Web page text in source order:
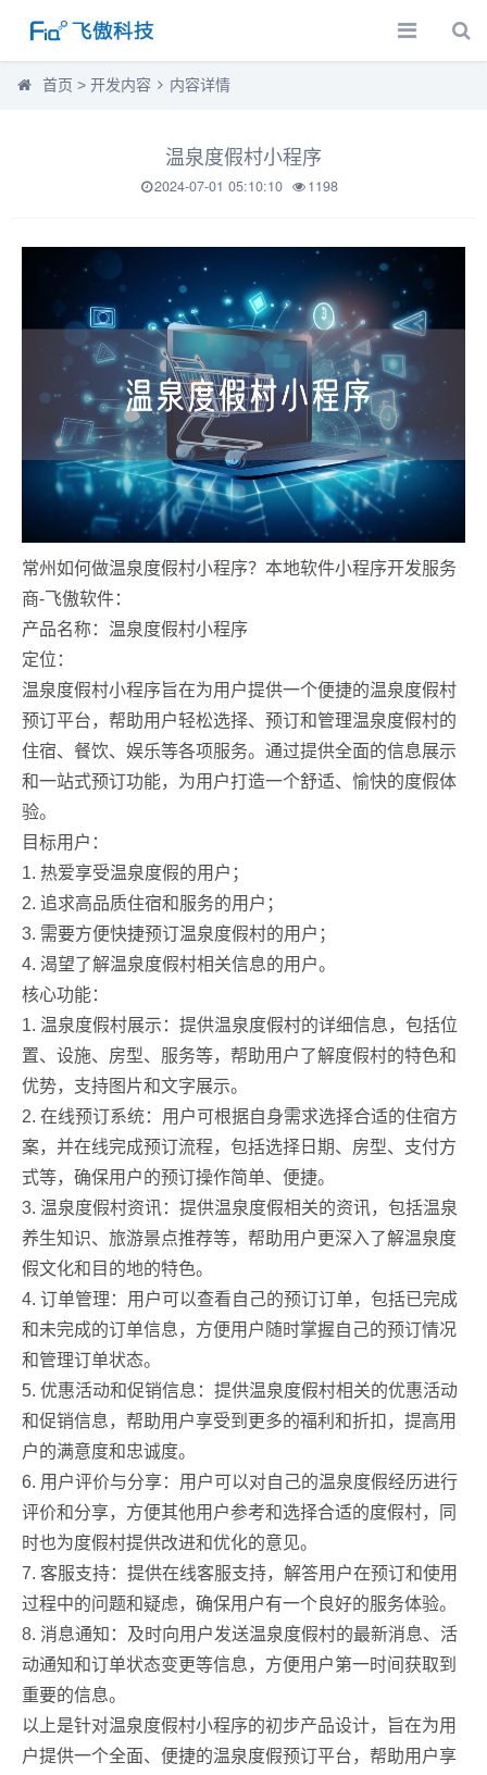
首页 > 开发内容 内容详情
温泉度假村小程序
2024-07-01 05:10:10 1198
常州如何做温泉度假村小程序？本地软件小程序开发服务
商-飞傲软件：
产品名称：温泉度假村小程序
定位：
温泉度假村小程序旨在为用户提供一个便捷的温泉度假村
预订平台，帮助用户轻松选择、预订和管理温泉度假村的
住宿、餐饮、娱乐等各项服务。通过提供全面的信息展示
和一站式预订功能，为用户打造一个舒适、愉快的度假体
验。
目标用户：
1. 热爱享受温泉度假的用户；
2. 追求高品质住宿和服务的用户；
3. 需要方便快捷预订温泉度假村的用户；
4. 渴望了解温泉度假村相关信息的用户。
核心功能：
1. 温泉度假村展示：提供温泉度假村的详细信息，包括位
置、设施、房型、服务等，帮助用户了解度假村的特色和
优势，支持图片和文字展示。
2. 在线预订系统：用户可根据自身需求选择合适的住宿方
案，并在线完成预订流程，包括选择日期、房型、支付方
式等，确保用户的预订操作简单、便捷。
3. 温泉度假村资讯：提供温泉度假相关的资讯，包括温泉
养生知识、旅游景点推荐等，帮助用户更深入了解温泉度
假文化和目的地的特色。
4. 订单管理：用户可以查看自己的预订订单，包括已完成
和未完成的订单信息，方便用户随时掌握自己的预订情况
和管理订单状态。
5. 优惠活动和促销信息：提供温泉度假村相关的优惠活动
和促销信息，帮助用户享受到更多的福利和折扣，提高用
户的满意度和忠诚度。
6. 用户评价与分享：用户可以对自己的温泉度假经历进行
评价和分享，方便其他用户参考和选择合适的度假村，同
时也为度假村提供改进和优化的意见。
7. 客服支持：提供在线客服支持，解答用户在预订和使用
过程中的问题和疑虑，确保用户有一个良好的服务体验。
8. 消息通知：及时向用户发送温泉度假村的最新消息、活
动通知和订单状态变更等信息，方便用户第一时间获取到
重要的信息。
以上是针对温泉度假村小程序的初步产品设计，旨在为用
户提供一个全面、便捷的温泉度假预订平台，帮助用户享